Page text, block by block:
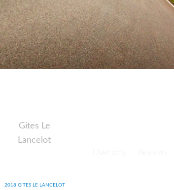
Gites Le
Lancelot
Reviews
2018 GITES LE LANCELOT